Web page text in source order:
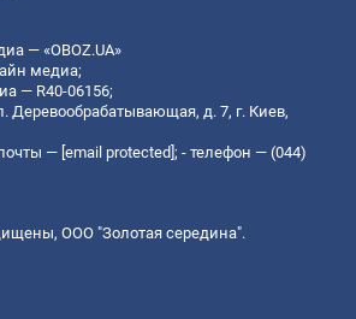
— «OBOZ.UA»
медиа;
— R40-06156;
Деревообрабатывающая, д. 7, г. Киев,
— [email protected]; - телефон — (044)
ООО "Золотая середина".